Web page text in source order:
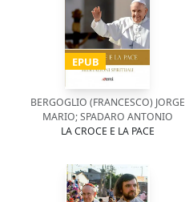
EPUB
BERGOGLIO (FRANCESCO) JORGE
MARIO; SPADARO ANTONIO
LA CROCE E LA PACE